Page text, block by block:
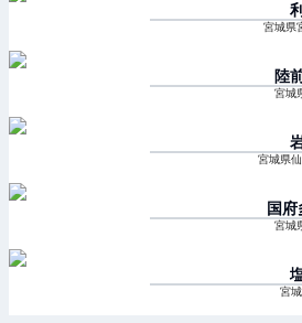
宮城県
陸
宮城
宮城県
国
宮城
宮